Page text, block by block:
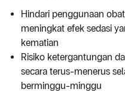
Hindari penggunaan
meningkat efek sedasi
kematian
Risiko ketergantungan
secara terus-menerus
berminggu-minggu